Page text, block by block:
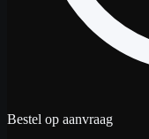
Bestel op aanvraag